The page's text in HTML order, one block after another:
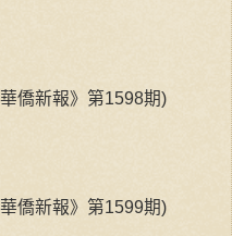
僑新報》第1598期)
僑新報》第1599期)